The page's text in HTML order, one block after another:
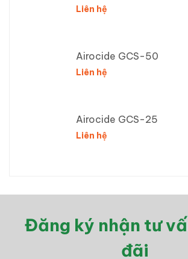
Liên hệ
Airocide GCS-50
Liên hệ
Airocide GCS-25
Liên hệ
Đăng ký nhận tư
đãi